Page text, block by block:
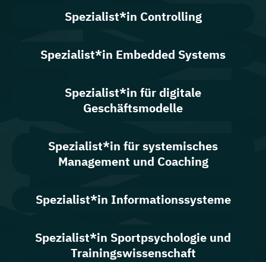
Spezialist*in Controlling
Spezialist*in Embedded Systems
Spezialist*in für digitale
Geschäftsmodelle
Spezialist*in für systemisches
Management und Coaching
Spezialist*in Informationssysteme
Spezialist*in Sportpsychologie und
Trainingswissenschaft